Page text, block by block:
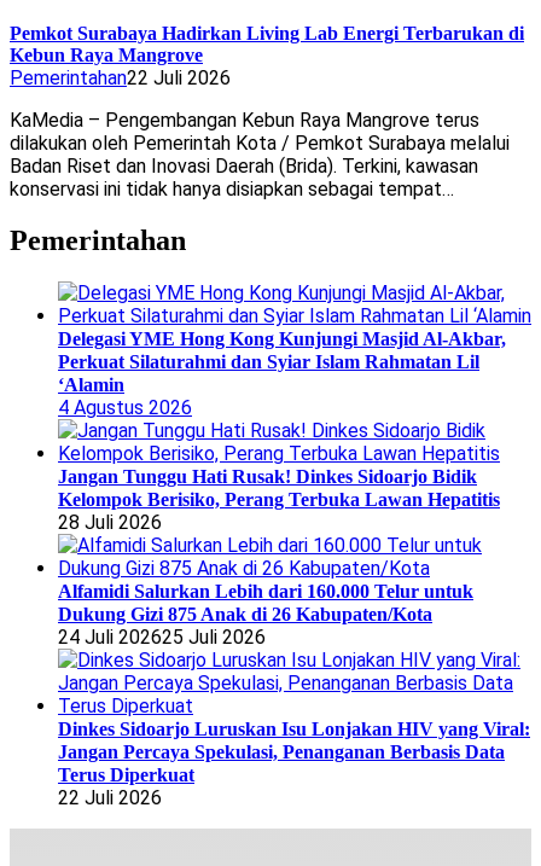
Pemkot Surabaya Hadirkan Living Lab Energi Terbarukan di
Kebun Raya Mangrove
Pemerintahan22 Juli 2026
KaMedia – Pengembangan Kebun Raya Mangrove terus
dilakukan oleh Pemerintah Kota / Pemkot Surabaya melalui
Badan Riset dan Inovasi Daerah (Brida). Terkini, kawasan
konservasi ini tidak hanya disiapkan sebagai tempat…
Pemerintahan
Delegasi YME Hong Kong Kunjungi Masjid Al-Akbar,
Perkuat Silaturahmi dan Syiar Islam Rahmatan Lil
‘Alamin
4 Agustus 2026
Jangan Tunggu Hati Rusak! Dinkes Sidoarjo Bidik
Kelompok Berisiko, Perang Terbuka Lawan Hepatitis
28 Juli 2026
Alfamidi Salurkan Lebih dari 160.000 Telur untuk
Dukung Gizi 875 Anak di 26 Kabupaten/Kota
24 Juli 202625 Juli 2026
Dinkes Sidoarjo Luruskan Isu Lonjakan HIV yang Viral:
Jangan Percaya Spekulasi, Penanganan Berbasis Data
Terus Diperkuat
22 Juli 2026